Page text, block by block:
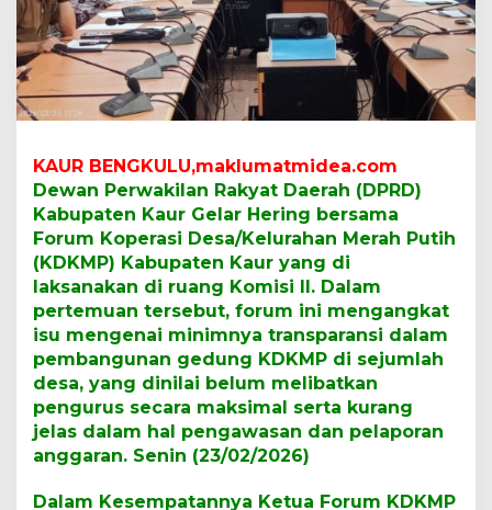
o
r
u
m
K
K
M
P
G
e
l
a
r
u
d
i
e
s
i
o
KAUR BENGKULU,maklumatmidea.com
Dewan Perwakilan Rakyat Daerah (DPRD)
Kabupaten Kaur Gelar Hering bersama
Forum Koperasi Desa/Kelurahan Merah Putih
(KDKMP) Kabupaten Kaur yang di
laksanakan di ruang Komisi ll. Dalam
pertemuan tersebut, forum ini mengangkat
isu mengenai minimnya transparansi dalam
pembangunan gedung KDKMP di sejumlah
desa, yang dinilai belum melibatkan
pengurus secara maksimal serta kurang
jelas dalam hal pengawasan dan pelaporan
anggaran. Senin (23/02/2026)
Dalam Kesempatannya Ketua Forum KDKMP